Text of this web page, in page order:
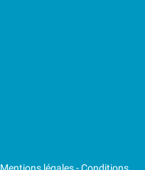
Mentions légales-Conditions